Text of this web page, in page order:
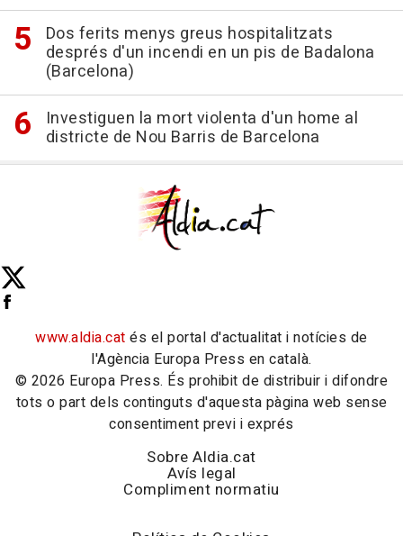
Dos ferits menys greus hospitalitzats
després d'un incendi en un pis de Badalona
(Barcelona)
Investiguen la mort violenta d'un home al
districte de Nou Barris de Barcelona
www.aldia.cat és el portal d'actualitat i notícies de
l'Agència Europa Press en català.
© 2026 Europa Press. És prohibit de distribuir i difondre
tots o part dels continguts d'aquesta pàgina web sense
consentiment previ i exprés
Sobre Aldia.cat
Avís legal
Compliment normatiu